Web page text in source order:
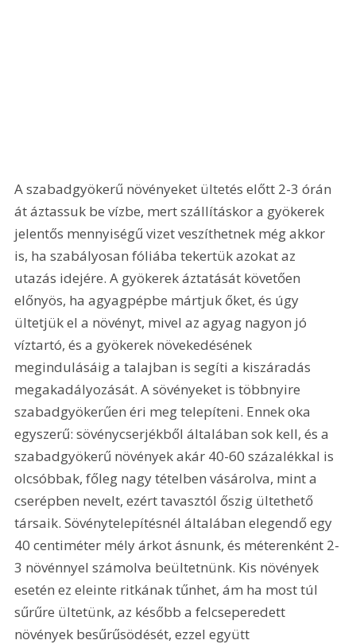
A szabadgyökerű növényeket ültetés előtt 2-3 órán
át áztassuk be vízbe, mert szállításkor a gyökerek
jelentős mennyiségű vizet veszíthetnek még akkor
is, ha szabályosan fóliába tekertük azokat az
utazás idejére. A gyökerek áztatását követően
előnyös, ha agyagpépbe mártjuk őket, és úgy
ültetjük el a növényt, mivel az agyag nagyon jó
víztartó, és a gyökerek növekedésének
megindulásáig a talajban is segíti a kiszáradás
megakadályozását. A sövényeket is többnyire
szabadgyökerűen éri meg telepíteni. Ennek oka
egyszerű: sövénycserjékből általában sok kell, és a
szabadgyökerű növények akár 40-60 százalékkal is
olcsóbbak, főleg nagy tételben vásárolva, mint a
cserépben nevelt, ezért tavasztól őszig ültethető
társaik. Sövénytelepítésnél általában elegendő egy
40 centiméter mély árkot ásnunk, és méterenként 2-
3 növénnyel számolva beültetnünk. Kis növények
esetén ez eleinte ritkának tűnhet, ám ha most túl
sűrűre ültetünk, az később a felcseperedett
növények besűrűsödését, ezzel együtt